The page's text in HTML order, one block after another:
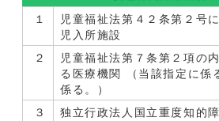
１
児童福祉法第４２条第２号
児入所施設
２
児童福祉法第７条第２項の
る医療機関 （当該指定に係
係る。）
３
独立行政法人国立重度知的